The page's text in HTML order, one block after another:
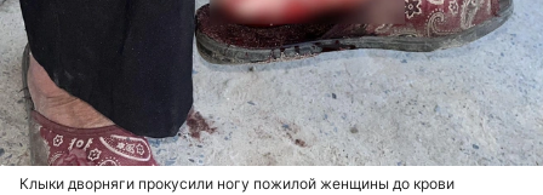
Клыки дворняги прокусили ногу пожилой женщины до крови